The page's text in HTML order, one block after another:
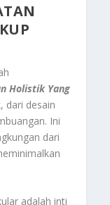
Holistik Yang
dari desain
Ini
dari
adalah inti